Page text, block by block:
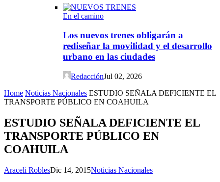
En el camino
Los nuevos trenes obligarán a
rediseñar la movilidad y el desarrollo
urbano en las ciudades
RedacciónJul 02, 2026
Home Noticias Nacionales ESTUDIO SEÑALA DEFICIENTE EL
TRANSPORTE PÚBLICO EN COAHUILA
ESTUDIO SEÑALA DEFICIENTE EL
TRANSPORTE PÚBLICO EN
COAHUILA
Araceli RoblesDic 14, 2015Noticias Nacionales